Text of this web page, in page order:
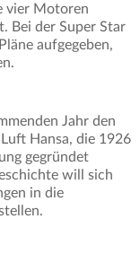
vier Motoren
Bei der Super Star
aufgegeben,
Jahr den
Hansa, die 1926
gegründet
will sich
in die